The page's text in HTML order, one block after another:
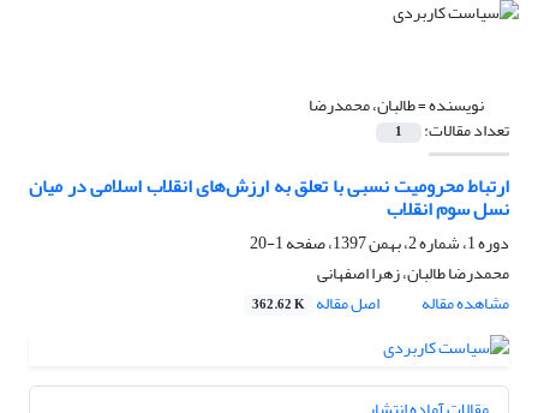
نویسنده =طالبان، محمدرضا
تعداد مقالات: 1
ارتباط محرومیت نسبی با تعلق به ارزش‌های انقلاب اسلامی در میان
نسل سوم انقلاب
دوره 1، شماره 2، بهمن 1397، صفحه
1-20
محمدرضا طالبان، زهرا اصفهانی
مشاهده مقاله
اصل مقاله 362.62 K